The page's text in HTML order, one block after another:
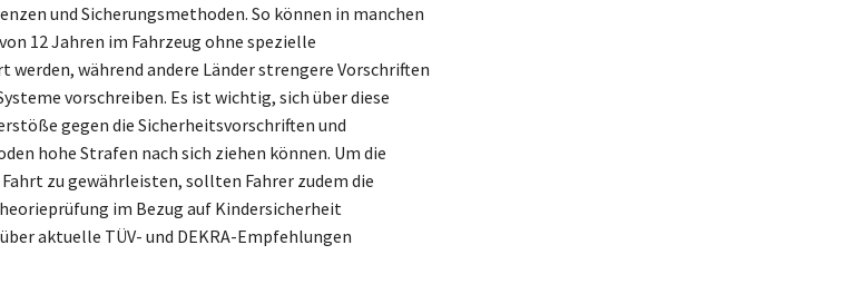
und Sicherungsmethoden. So können in manchen
12 Jahren im Fahrzeug ohne spezielle
während andere Länder strengere Vorschriften
vorschreiben. Es ist wichtig, sich über diese
gegen die Sicherheitsvorschriften und
hohe Strafen nach sich ziehen können. Um die
zu gewährleisten, sollten Fahrer zudem die
im Bezug auf Kindersicherheit
aktuelle TÜV- und DEKRA-Empfehlungen